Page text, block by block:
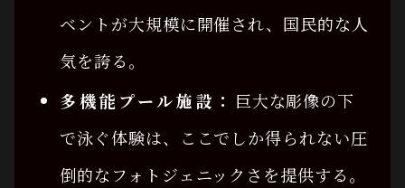
ベントが大規模に開催され、国民的な人
気を誇る。
多機能プール施設： 巨大な彫像の下
で泳ぐ体験は、ここでしか得られない圧
倒的なフォトジェニックさを提供する。